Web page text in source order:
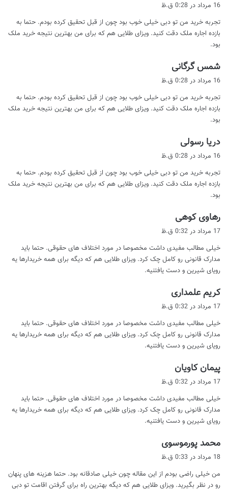
:
16 مرداد در 0:28 ق.ظ
تجربه خرید من تو دبی خیلی خوب بود چون از قبل تحقیق کرده بودم. حتما به
بازده اجاره ملک دقت کنید. ویزای طلایی هم که برای من بهترین نتیجه خرید ملک
بود.
شمس گرگانی
ف
:
16 مرداد در 0:28 ق.ظ
تجربه خرید من تو دبی خیلی خوب بود چون از قبل تحقیق کرده بودم. حتما به
بازده اجاره ملک دقت کنید. ویزای طلایی هم که برای من بهترین نتیجه خرید ملک
بود.
دریا رسولی
ف
:
16 مرداد در 0:28 ق.ظ
تجربه خرید من تو دبی خیلی خوب بود چون از قبل تحقیق کرده بودم. حتما به
بازده اجاره ملک دقت کنید. ویزای طلایی هم که برای من بهترین نتیجه خرید ملک
بود.
رهاوی کوهی
ف
:
17 مرداد در 0:32 ق.ظ
خیلی مطالب مفیدی داشت مخصوصا در مورد اختلاف های حقوقی. حتما باید
مدارک قانونی رو کامل چک کرد. ویزای طلایی هم که دیگه برای همه خریدارها یه
رویای شیرین و دست یافتنیه.
کریم علمداری
ف
:
17 مرداد در 0:32 ق.ظ
خیلی مطالب مفیدی داشت مخصوصا در مورد اختلاف های حقوقی. حتما باید
مدارک قانونی رو کامل چک کرد. ویزای طلایی هم که دیگه برای همه خریدارها یه
رویای شیرین و دست یافتنیه.
پیمان کاویان
ف
:
17 مرداد در 0:32 ق.ظ
خیلی مطالب مفیدی داشت مخصوصا در مورد اختلاف های حقوقی. حتما باید
مدارک قانونی رو کامل چک کرد. ویزای طلایی هم که دیگه برای همه خریدارها یه
رویای شیرین و دست یافتنیه.
محمد پورموسوی
:
18 مرداد در 0:33 ق.ظ
من خیلی راضی بودم از این مقاله چون خیلی صادقانه بود. حتما هزینه های پنهان
رو در نظر بگیرید. ویزای طلایی هم که دیگه بهترین راه برای گرفتن اقامت تو دبی